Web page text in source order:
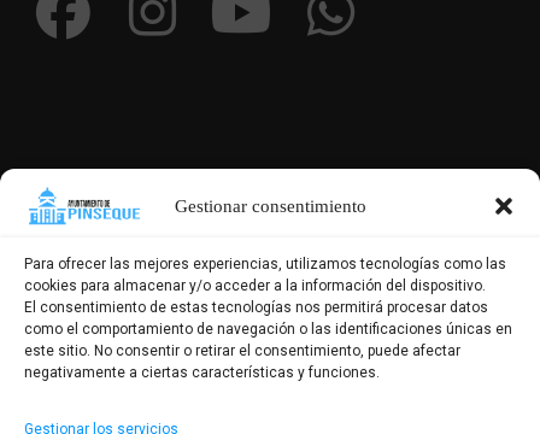
Gestionar consentimiento
Para ofrecer las mejores experiencias, utilizamos tecnologías como las
cookies para almacenar y/o acceder a la información del dispositivo.
El consentimiento de estas tecnologías nos permitirá procesar datos
como el comportamiento de navegación o las identificaciones únicas en
este sitio. No consentir o retirar el consentimiento, puede afectar
negativamente a ciertas características y funciones.
Gestionar los servicios